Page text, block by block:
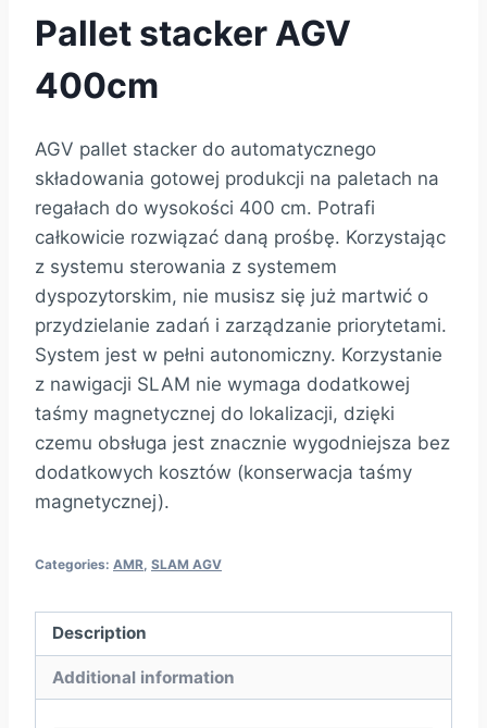
Pallet stacker AGV
400cm
AGV pallet stacker do automatycznego
składowania gotowej produkcji na paletach na
regałach do wysokości 400 cm. Potrafi
całkowicie rozwiązać daną prośbę. Korzystając
z systemu sterowania z systemem
dyspozytorskim, nie musisz się już martwić o
przydzielanie zadań i zarządzanie priorytetami.
System jest w pełni autonomiczny. Korzystanie
z nawigacji SLAM nie wymaga dodatkowej
taśmy magnetycznej do lokalizacji, dzięki
czemu obsługa jest znacznie wygodniejsza bez
dodatkowych kosztów (konserwacja taśmy
magnetycznej).
Categories: AMR SLAM AGV
Description
Additional information